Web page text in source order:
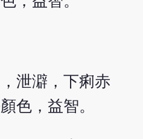
泄澼，下痢赤
色，益智。